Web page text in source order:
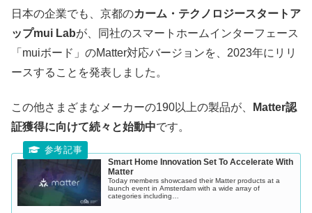
日本の企業でも、京都のカーム・テクノロジースタートア
ップmui Labが、同社のスマートホームインターフェース
「muiボード」のMatter対応バージョンを、2023年にリリ
ースすることを発表しました。
この他さまざまなメーカーの190以上の製品が、
Matter認
証獲得に向けて続々と始動中です。
Smart Home Innovation Set To Accelerate With
Matter
Today members showcased their Matter products at a
launch event in Amsterdam with a wide array of
categories including…